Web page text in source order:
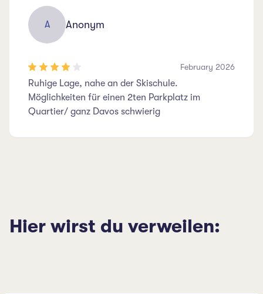
A Anonym
February 2026
Ruhige Lage, nahe an der Skischule.
Möglichkeiten für einen 2ten Parkplatz im
Quartier/ ganz Davos schwierig
Hier wirst du verweilen: